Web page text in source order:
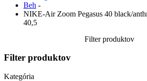
Beh -
NIKE-Air Zoom Pegasus 40 black/
40,5
Filter produktov
Filter produktov
Kategória